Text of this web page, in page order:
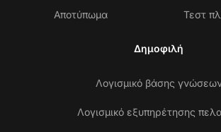
Αποτύπωμα Τεστ
Δημοφιλή
Λογισμικό βάσης
Λογισμικό εξυπηρέτησης